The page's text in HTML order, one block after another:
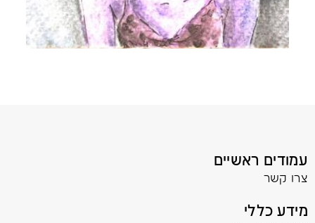
עמודים ראשיים
צרו קשר
מידע כללי